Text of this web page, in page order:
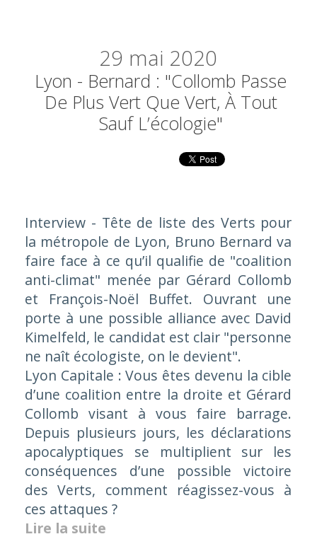
29 mai 2020
Lyon - Bernard : "Collomb Passe
De Plus Vert Que Vert, À Tout
Sauf L’écologie"
Interview - Tête de liste des Verts pour
la métropole de Lyon, Bruno Bernard va
faire face à ce qu’il qualifie de "coalition
anti-climat" menée par Gérard Collomb
et François-Noël Buffet. Ouvrant une
porte à une possible alliance avec David
Kimelfeld, le candidat est clair "personne
ne naît écologiste, on le devient".
Lyon Capitale : Vous êtes devenu la cible
d’une coalition entre la droite et Gérard
Collomb visant à vous faire barrage.
Depuis plusieurs jours, les déclarations
apocalyptiques se multiplient sur les
conséquences d’une possible victoire
des Verts, comment réagissez-vous à
ces attaques ?
Lire la suite